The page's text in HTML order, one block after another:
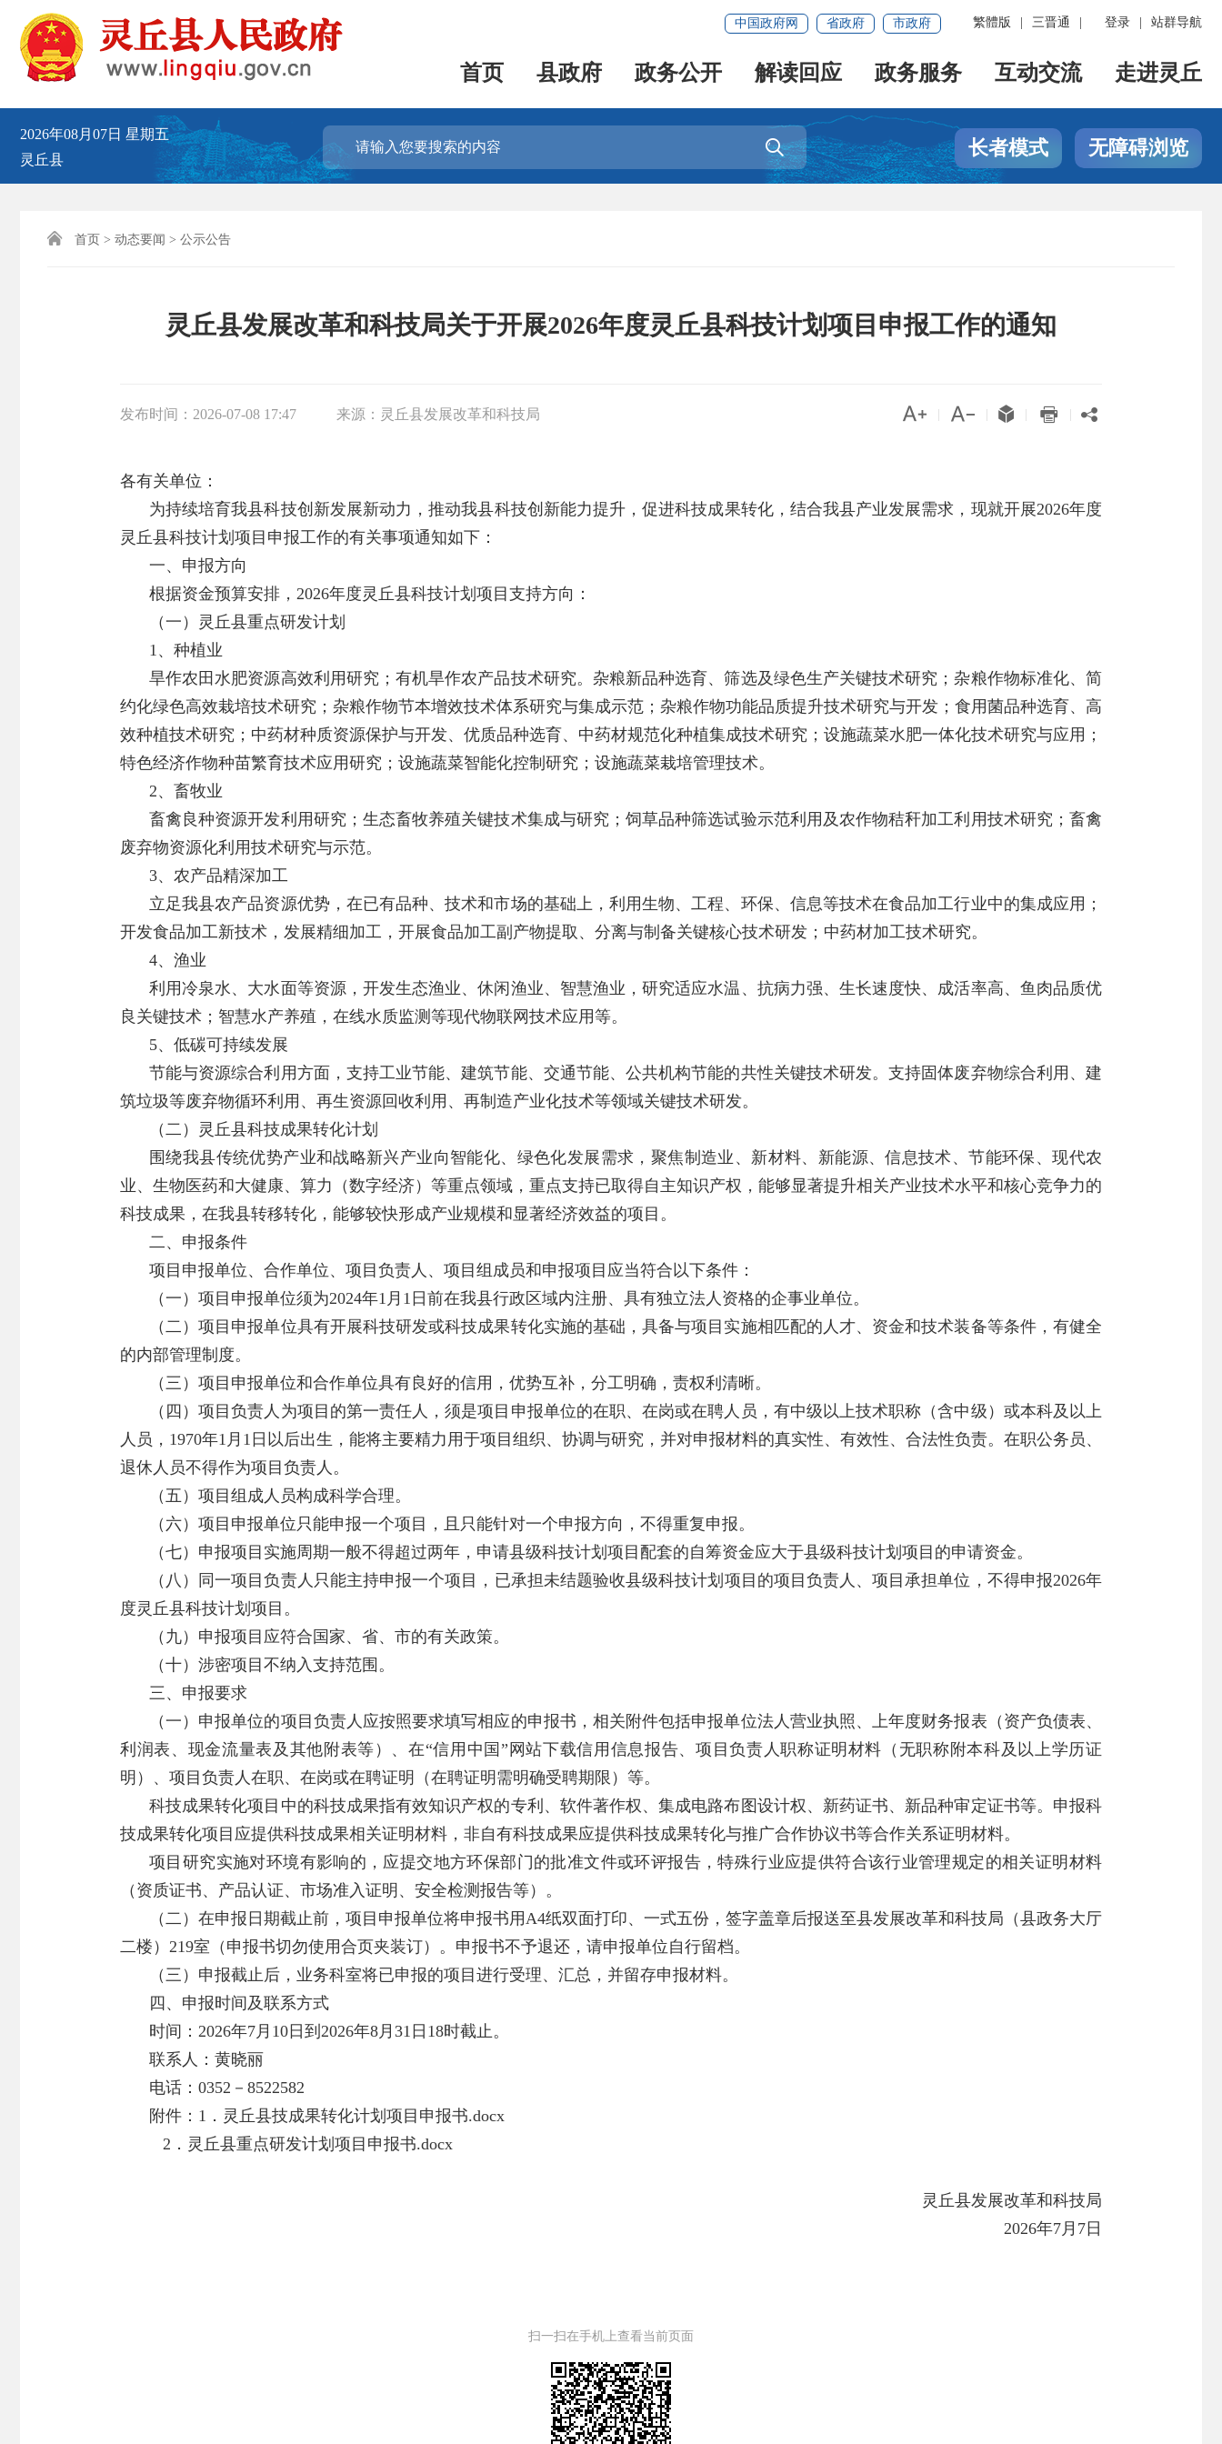
登录 站群导航
繁體版 三晋通
中国政府网 省政府 市政府
首页 县政府 政务公开 解读回应 政务服务 互动交流 走进灵丘
2026年08月07日 星期五
灵丘县
 长者模式 无障碍浏览
 首页 > 动态要闻 > 公示公告
灵丘县发展改革和科技局关于开展2026年度灵丘县科技计划项目申报工作的通知
发布时间： 2026-07-08 17:47 来源： 灵丘县发展改革和科技局     
各有关单位：
为持续培育我县科技创新发展新动力，推动我县科技创新能力提升，促进科技成果转化，结合我县产业发展需求，现就开展2026年度
灵丘县科技计划项目申报工作的有关事项通知如下：
一、申报方向
根据资金预算安排，2026年度灵丘县科技计划项目支持方向：
（一）灵丘县重点研发计划
1、种植业
旱作农田水肥资源高效利用研究；有机旱作农产品技术研究。杂粮新品种选育、筛选及绿色生产关键技术研究；杂粮作物标准化、简
约化绿色高效栽培技术研究；杂粮作物节本增效技术体系研究与集成示范；杂粮作物功能品质提升技术研究与开发；食用菌品种选育、高
效种植技术研究；中药材种质资源保护与开发、优质品种选育、中药材规范化种植集成技术研究；设施蔬菜水肥一体化技术研究与应用；
特色经济作物种苗繁育技术应用研究；设施蔬菜智能化控制研究；设施蔬菜栽培管理技术。
2、畜牧业
畜禽良种资源开发利用研究；生态畜牧养殖关键技术集成与研究；饲草品种筛选试验示范利用及农作物秸秆加工利用技术研究；畜禽
废弃物资源化利用技术研究与示范。
3、农产品精深加工
立足我县农产品资源优势，在已有品种、技术和市场的基础上，利用生物、工程、环保、信息等技术在食品加工行业中的集成应用；
开发食品加工新技术，发展精细加工，开展食品加工副产物提取、分离与制备关键核心技术研发；中药材加工技术研究。
4、渔业
利用冷泉水、大水面等资源，开发生态渔业、休闲渔业、智慧渔业，研究适应水温、抗病力强、生长速度快、成活率高、鱼肉品质优
良关键技术；智慧水产养殖，在线水质监测等现代物联网技术应用等。
5、低碳可持续发展
节能与资源综合利用方面，支持工业节能、建筑节能、交通节能、公共机构节能的共性关键技术研发。支持固体废弃物综合利用、建
筑垃圾等废弃物循环利用、再生资源回收利用、再制造产业化技术等领域关键技术研发。
（二）灵丘县科技成果转化计划
围绕我县传统优势产业和战略新兴产业向智能化、绿色化发展需求，聚焦制造业、新材料、新能源、信息技术、节能环保、现代农
业、生物医药和大健康、算力（数字经济）等重点领域，重点支持已取得自主知识产权，能够显著提升相关产业技术水平和核心竞争力的
科技成果，在我县转移转化，能够较快形成产业规模和显著经济效益的项目。
二、申报条件
项目申报单位、合作单位、项目负责人、项目组成员和申报项目应当符合以下条件：
（一）项目申报单位须为2024年1月1日前在我县行政区域内注册、具有独立法人资格的企事业单位。
（二）项目申报单位具有开展科技研发或科技成果转化实施的基础，具备与项目实施相匹配的人才、资金和技术装备等条件，有健全
的内部管理制度。
（三）项目申报单位和合作单位具有良好的信用，优势互补，分工明确，责权利清晰。
（四）项目负责人为项目的第一责任人，须是项目申报单位的在职、在岗或在聘人员，有中级以上技术职称（含中级）或本科及以上
人员，1970年1月1日以后出生，能将主要精力用于项目组织、协调与研究，并对申报材料的真实性、有效性、合法性负责。在职公务员、
退休人员不得作为项目负责人。
（五）项目组成人员构成科学合理。
（六）项目申报单位只能申报一个项目，且只能针对一个申报方向，不得重复申报。
（七）申报项目实施周期一般不得超过两年，申请县级科技计划项目配套的自筹资金应大于县级科技计划项目的申请资金。
（八）同一项目负责人只能主持申报一个项目，已承担未结题验收县级科技计划项目的项目负责人、项目承担单位，不得申报2026年
度灵丘县科技计划项目。
（九）申报项目应符合国家、省、市的有关政策。
（十）涉密项目不纳入支持范围。
三、申报要求
（一）申报单位的项目负责人应按照要求填写相应的申报书，相关附件包括申报单位法人营业执照、上年度财务报表（资产负债表、
利润表、现金流量表及其他附表等）、在“信用中国”网站下载信用信息报告、项目负责人职称证明材料（无职称附本科及以上学历证
明）、项目负责人在职、在岗或在聘证明（在聘证明需明确受聘期限）等。
科技成果转化项目中的科技成果指有效知识产权的专利、软件著作权、集成电路布图设计权、新药证书、新品种审定证书等。申报科
技成果转化项目应提供科技成果相关证明材料，非自有科技成果应提供科技成果转化与推广合作协议书等合作关系证明材料。
项目研究实施对环境有影响的，应提交地方环保部门的批准文件或环评报告，特殊行业应提供符合该行业管理规定的相关证明材料
（资质证书、产品认证、市场准入证明、安全检测报告等）。
（二）在申报日期截止前，项目申报单位将申报书用A4纸双面打印、一式五份，签字盖章后报送至县发展改革和科技局（县政务大厅
二楼）219室（申报书切勿使用合页夹装订）。申报书不予退还，请申报单位自行留档。
（三）申报截止后，业务科室将已申报的项目进行受理、汇总，并留存申报材料。
四、申报时间及联系方式
时间：2026年7月10日到2026年8月31日18时截止。
联系人：黄晓丽
电话：0352－8522582
附件： 1． 灵丘县技成果转化计划项目申报书.docx
2． 灵丘县重点研发计划项目申报书.docx
灵丘县发展改革和科技局
2026年7月7日
扫一扫在手机上查看当前页面